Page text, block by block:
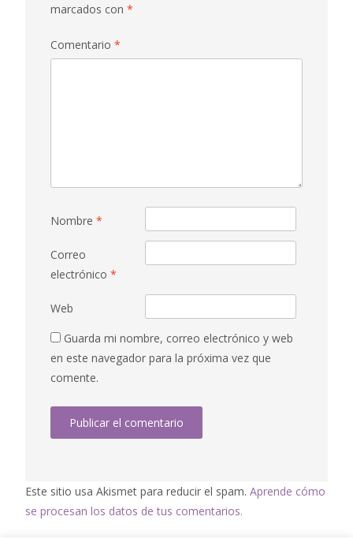
marcados con *
Comentario *
Nombre *
Correo
electrónico *
Web
Guarda mi nombre, correo electrónico y web
en este navegador para la próxima vez que
comente.
Este sitio usa Akismet para reducir el spam. Aprende cómo
se procesan los datos de tus comentarios.